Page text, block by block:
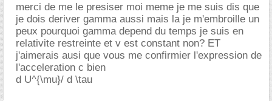
merci de me le presiser moi meme je me suis dis que
je dois deriver gamma aussi mais la je m'embroille un
peux pourquoi gamma depend du temps je suis en
relativite restreinte et v est constant non? ET
j'aimerais ausi que vous me confirmier l'expression de
l'acceleration c bien
d U^{\mu}/ d \tau